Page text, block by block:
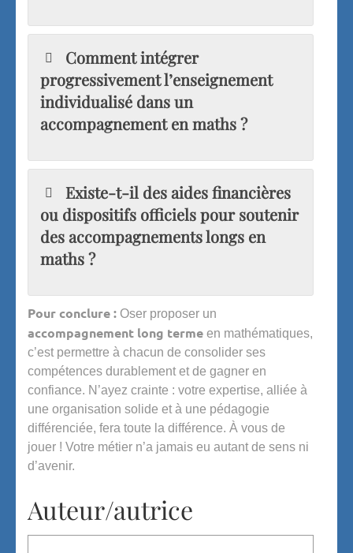
Comment intégrer
progressivement l’enseignement
individualisé dans un
accompagnement en maths ?
Existe-t-il des aides financières
ou dispositifs officiels pour soutenir
des accompagnements longs en
maths ?
Pour conclure : Oser proposer un
accompagnement long terme en mathématiques,
c’est permettre à chacun de consolider ses
compétences durablement et de gagner en
confiance. N’ayez crainte : votre expertise, alliée à
une organisation solide et à une pédagogie
différenciée, fera toute la différence. À vous de
jouer ! Votre métier n’a jamais eu autant de sens ni
d’avenir.
Auteur/autrice